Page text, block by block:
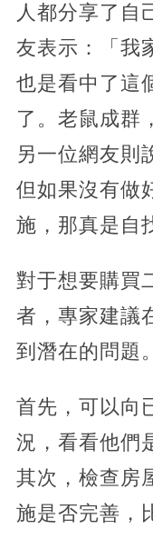
人都分享了自
友表示：「我
也是看中了這
了。老鼠成群
另一位網友則
但如果沒有做
施，那真是自
對于想要購買
者，專家建議
到潛在的問題。
首先，可以向
況，看看他們
其次，檢查房
施是否完善，